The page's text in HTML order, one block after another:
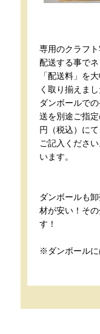
専用のクラフ
配送する事で
「配送料」を
く取り揃えま
ダンボールで
送を別途ご指
円（税込）に
ご記入くださ
います。
ダンボールも
材が安い！そ
す！
※ダンボールに